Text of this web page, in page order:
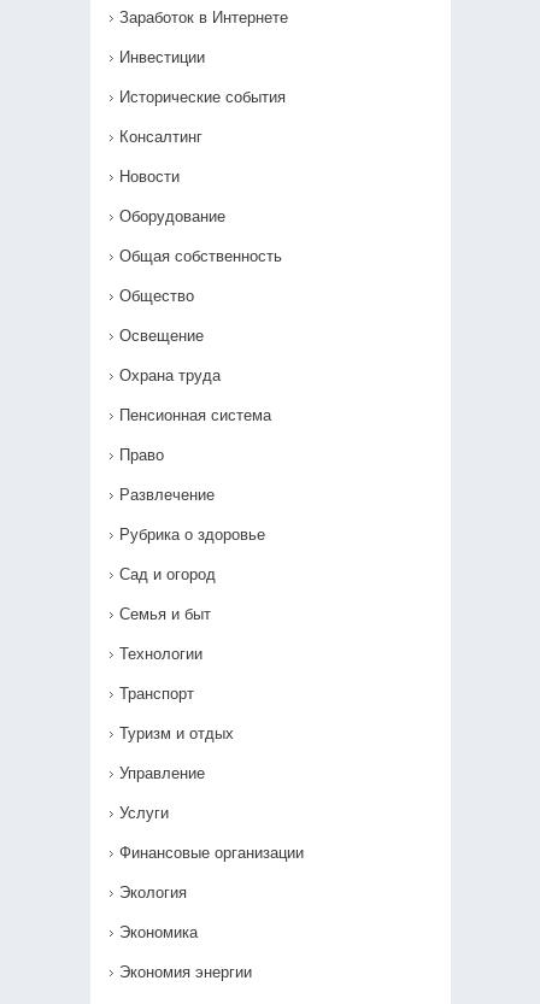
Заработок в Интернете
Инвестиции
Исторические события
Консалтинг
Новости
Оборудование
Общая собственность
Общество
Освещение
Охрана труда
Пенсионная система
Право
Развлечение
Рубрика о здоровье
Сад и огород
Семья и быт
Технологии
Транспорт
Туризм и отдых
Управление
Услуги
Финансовые организации
Экология
Экономика
Экономия энергии